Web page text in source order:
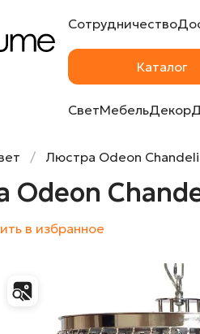
Сотрудничество
Каталог
СветМебельДекор
Люстра Odeon
Odeon
в избранное
Odeon Chandelier Helix